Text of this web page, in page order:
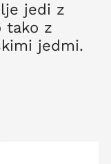
jedi z
tako z
jedmi.